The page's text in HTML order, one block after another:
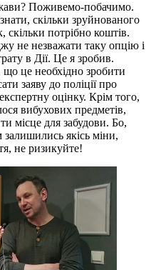
Поживемо-побачимо.
скільки зруйнованого
скільки потрібно коштів.
не незважати таку опцію і
в Дії. Це я зробив.
це необхідно зробити
заяву до поліції про
оцінку. Крім того,
вибухових предметів,
місце для забудови. Бо,
якісь міни,
не ризикуйте!